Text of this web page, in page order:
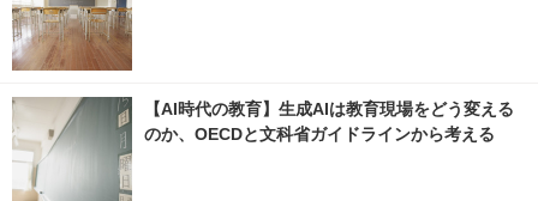
【AI時代の教育】生成AIは教育現場をどう変える
のか、OECDと文科省ガイドラインから考える